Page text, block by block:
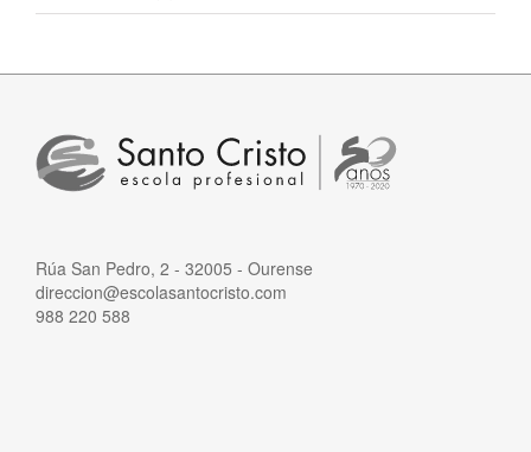
Rúa San Pedro, 2 - 32005 - Ourense
direccion@escolasantocristo.com
988 220 588